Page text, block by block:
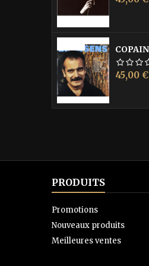
Prix
45,00 €
PRODUITS
Promotions
Nouveaux produits
Meilleures ventes